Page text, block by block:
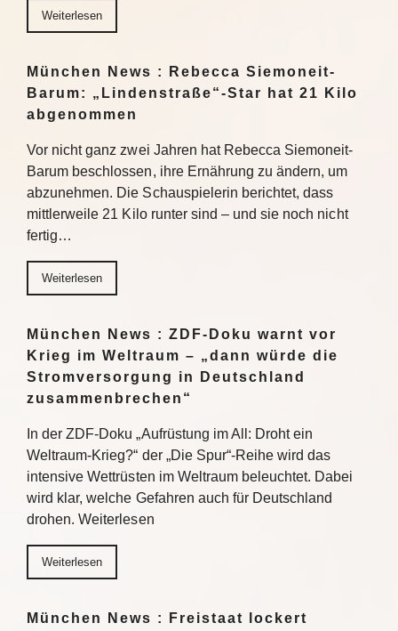
Weiterlesen
München News : Rebecca Siemoneit-
Barum: „Lindenstraße“-Star hat 21 Kilo
abgenommen
Vor nicht ganz zwei Jahren hat Rebecca Siemoneit-
Barum beschlossen, ihre Ernährung zu ändern, um
abzunehmen. Die Schauspielerin berichtet, dass
mittlerweile 21 Kilo runter sind – und sie noch nicht
fertig…
Weiterlesen
München News : ZDF-Doku warnt vor
Krieg im Weltraum – „dann würde die
Stromversorgung in Deutschland
zusammenbrechen“
In der ZDF-Doku „Aufrüstung im All: Droht ein
Weltraum-Krieg?“ der „Die Spur“-Reihe wird das
intensive Wettrüsten im Weltraum beleuchtet. Dabei
wird klar, welche Gefahren auch für Deutschland
drohen. Weiterlesen
Weiterlesen
München News : Freistaat lockert